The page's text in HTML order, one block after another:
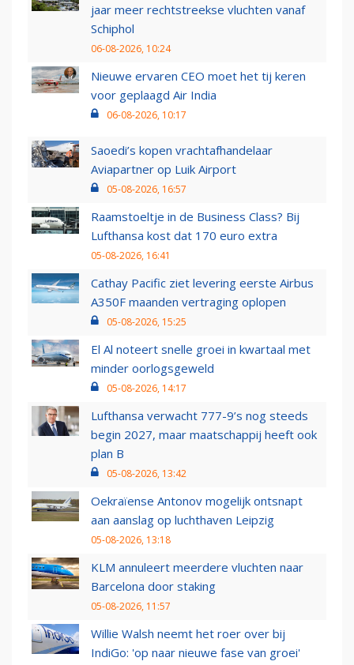
jaar meer rechtstreekse vluchten vanaf
Schiphol
06-08-2026, 10:24
Nieuwe ervaren CEO moet het tij keren
voor geplaagd Air India
06-08-2026, 10:17
Saoedi’s kopen vrachtafhandelaar
Aviapartner op Luik Airport
05-08-2026, 16:57
Raamstoeltje in de Business Class? Bij
Lufthansa kost dat 170 euro extra
05-08-2026, 16:41
Cathay Pacific ziet levering eerste Airbus
A350F maanden vertraging oplopen
05-08-2026, 15:25
El Al noteert snelle groei in kwartaal met
minder oorlogsgeweld
05-08-2026, 14:17
Lufthansa verwacht 777-9’s nog steeds
begin 2027, maar maatschappij heeft ook
plan B
05-08-2026, 13:42
Oekraïense Antonov mogelijk ontsnapt
aan aanslag op luchthaven Leipzig
05-08-2026, 13:18
KLM annuleert meerdere vluchten naar
Barcelona door staking
05-08-2026, 11:57
Willie Walsh neemt het roer over bij
IndiGo: 'op naar nieuwe fase van groei'